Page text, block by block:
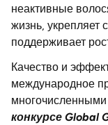
неактивные
жизнь,
поддерживает
Качество и
международное
конкурсе Global
Înregistrează-te